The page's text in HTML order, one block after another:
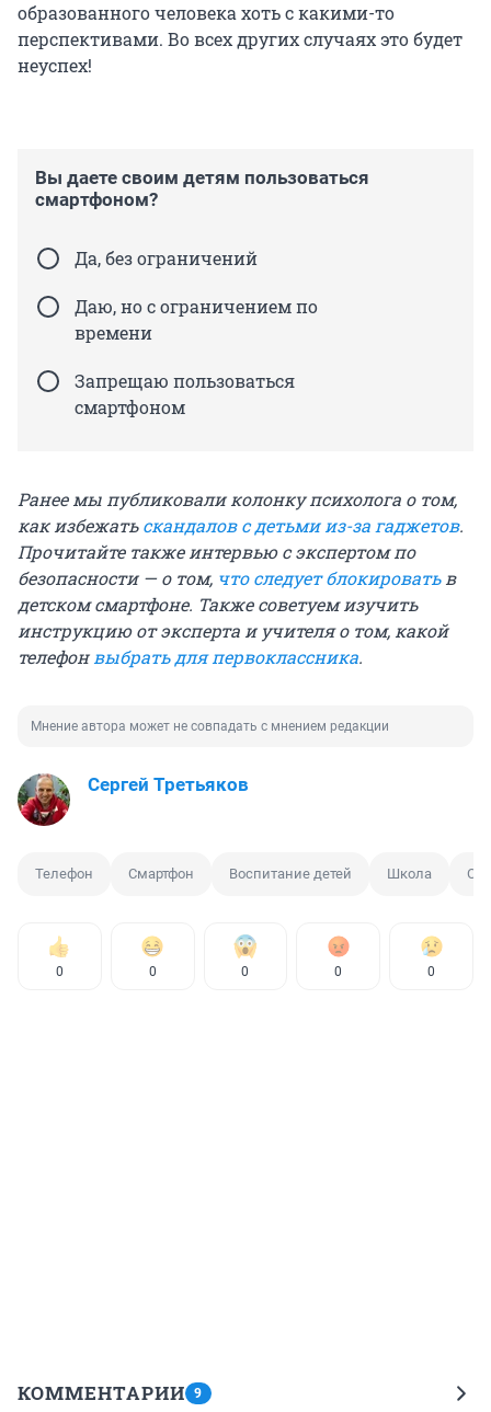
образованного человека хоть с какими-то
перспективами. Во всех других случаях это будет
неуспех!
Вы даете своим детям пользоваться
смартфоном?
Да, без ограничений
Даю, но с ограничением по
времени
Запрещаю пользоваться
смартфоном
Ранее мы публиковали колонку психолога о том,
как избежатьскандалов с детьми из-за гаджетов.
Прочитайте также интервью с экспертом по
безопасности — о том, что следует блокироватьв
детском смартфоне. Также советуем изучить
инструкцию от эксперта и учителя о том, какой
телефонвыбрать для первоклассника.
Мнение автора может не совпадать с мнением редакции
Сергей Третьяков
Телефон Смартфон Воспитание детей Школа
0 0 0 0 0
КОММЕНТАРИИ 9